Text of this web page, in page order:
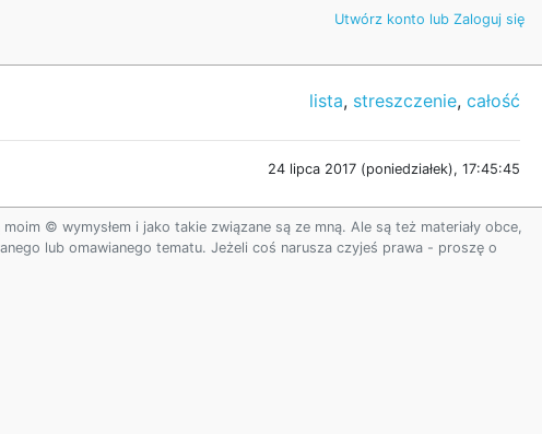
Utwórz konto lub Zaloguj się
lista, streszczenie, całość
24 lipca 2017 (poniedziałek), 17:45:45
© wymysłem i jako takie związane są ze mną. Ale są też materiały obce,
lub omawianego tematu. Jeżeli coś narusza czyjeś prawa - proszę o